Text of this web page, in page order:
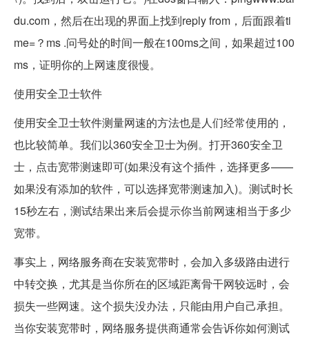
du.com，然后在出现的界面上找到reply from，后面跟着ti
me=？ms .问号处的时间一般在100ms之间，如果超过100
ms，证明你的上网速度很慢。
使用安全卫士软件
使用安全卫士软件测量网速的方法也是人们经常使用的，
也比较简单。我们以360安全卫士为例。打开360安全卫
士，点击宽带测速即可(如果没有这个插件，选择更多——
如果没有添加的软件，可以选择宽带测速加入)。测试时长
15秒左右，测试结果出来后会提示你当前网速相当于多少
宽带。
事实上，网络服务商在安装宽带时，会加入多级路由进行
中转交换，尤其是当你所在的区域距离骨干网较远时，会
损失一些网速。这个损失没办法，只能由用户自己承担。
当你安装宽带时，网络服务提供商通常会告诉你如何测试